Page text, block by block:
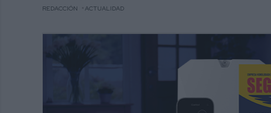
REDACCIÓN ACTUALIDAD